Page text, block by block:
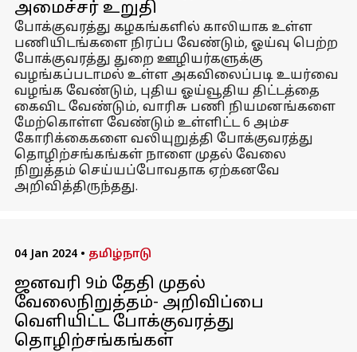
அமைச்சர் உறுதி
போக்குவரத்து கழகங்களில் காலியாக உள்ள
பணியிடங்களை நிரப்ப வேண்டும், ஓய்வு பெற்ற
போக்குவரத்து துறை ஊழியர்களுக்கு
வழங்கப்படாமல் உள்ள அகவிலைப்படி உயர்வை
வழங்க வேண்டும், புதிய ஓய்வூதிய திட்டத்தை
கைவிட வேண்டும், வாரிசு பணி நியமனங்களை
மேற்கொள்ள வேண்டும் உள்ளிட்ட 6 அம்ச
கோரிக்கைகளை வலியுறுத்தி போக்குவரத்து
தொழிற்சங்கங்கள் நாளை முதல் வேலை
நிறுத்தம் செய்யப்போவதாக ஏற்கனவே
அறிவித்திருந்தது.
04 Jan 2024 • தமிழ்நாடு
ஜனவரி 9ம் தேதி முதல்
வேலைநிறுத்தம்- அறிவிப்பை
வெளியிட்ட போக்குவரத்து
தொழிற்சங்கங்கள்